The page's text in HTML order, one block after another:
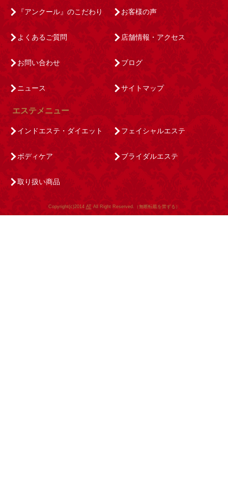
『アンクール』のこだわり お客様の声
よくあるご質問 店舗情報・アクセス
お問い合わせ ブログ
ニュース サイトマップ
エステメニュー
インドエステ・ダイエット フェイシャルエステ
ボディケア ブライダルエステ
取り扱い商品
Copyright(c)2014 ATAll Right Reserved.（無断転載を禁ずる）